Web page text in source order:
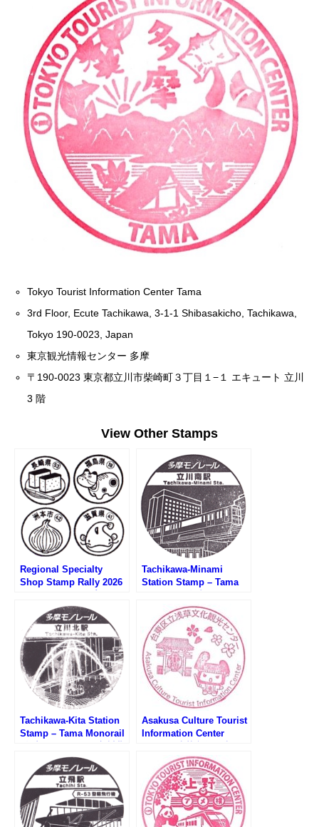
Tokyo Tourist Information Center Tama
3rd Floor, Ecute Tachikawa, 3-1-1 Shibasakicho, Tachikawa,
Tokyo 190-0023, Japan
東京観光情報センター 多摩
〒190-0023 東京都立川市柴崎町３丁目１−１ エキュート 立川
3 階
View Other Stamps
Regional Specialty
Shop Stamp Rally 2026
プラリー2026)
Tachikawa-Minami
Station Stamp – Tama
ル・立川南駅のスタンプ)
Tachikawa-Kita Station
Stamp – Tama Monorail
駅のスタンプ)
Asakusa Culture Tourist
Information Center
ンターのスタンプ)